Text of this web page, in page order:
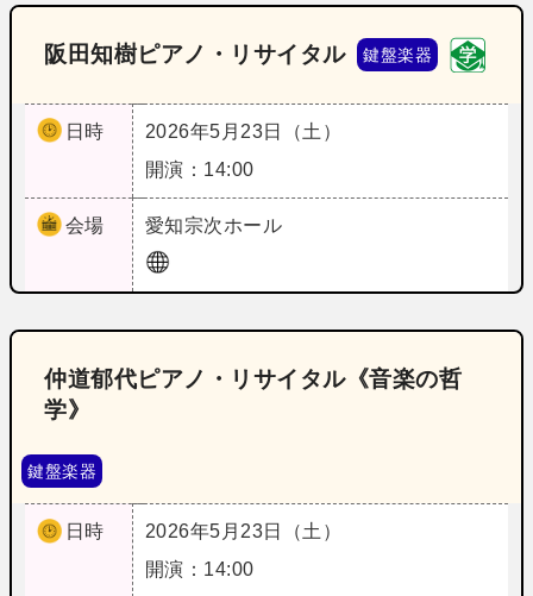
阪田知樹ピアノ・リサイタル 鍵盤楽器
日時
2026年5月23日（土）
開演：14:00
会場 愛知宗次ホール
仲道郁代ピアノ・リサイタル《音楽の哲
学》
鍵盤楽器
日時
2026年5月23日（土）
開演：14:00